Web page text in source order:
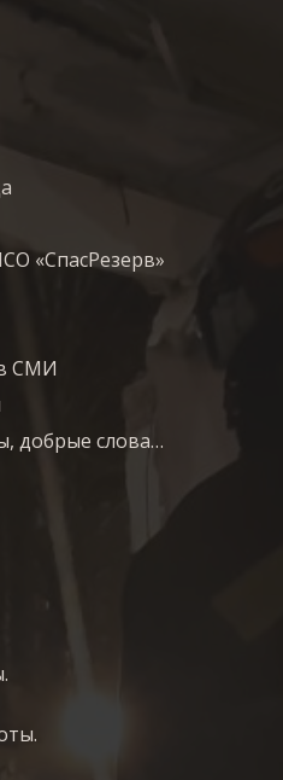
«СпасРезерв»
СМИ
добрые слова…